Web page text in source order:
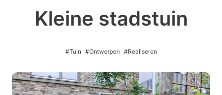
Inspiratie
Kleine stadstuin
#Tuin #Ontwerpen #Realiseren